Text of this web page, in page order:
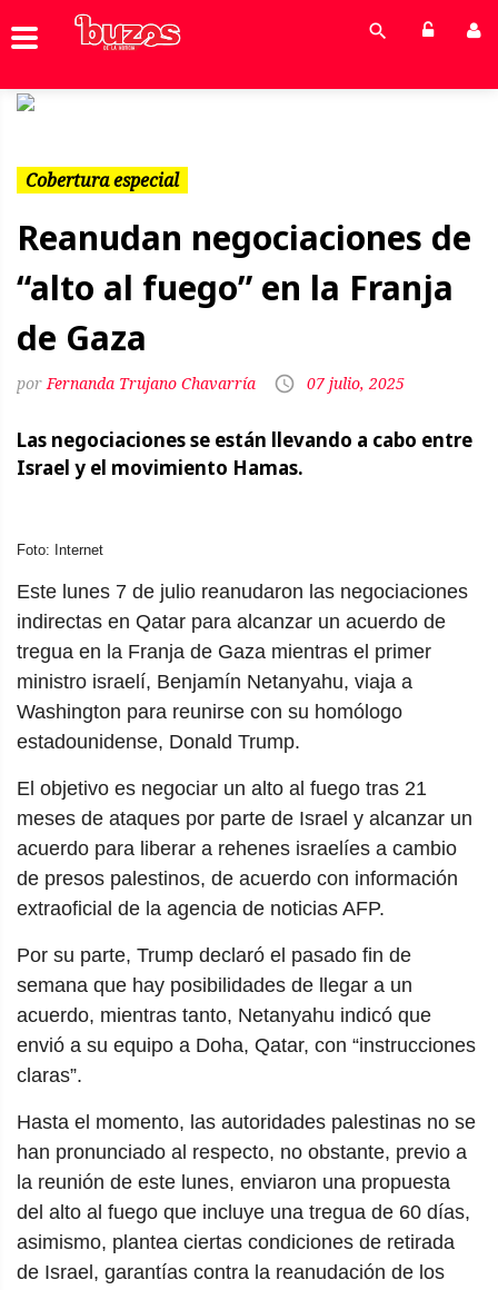
Cobertura especial
Reanudan negociaciones de
“alto al fuego” en la Franja
de Gaza
Fernanda Trujano Chavarría 07 julio, 2025
Las negociaciones se están llevando a cabo entre
Israel y el movimiento Hamas.
Foto: Internet
Este lunes 7 de julio reanudaron las negociaciones
indirectas en Qatar para alcanzar un acuerdo de
tregua en la Franja de Gaza mientras el primer
ministro israelí, Benjamín Netanyahu, viaja a
Washington para reunirse con su homólogo
estadounidense, Donald Trump.
El objetivo es negociar un alto al fuego tras 21
meses de ataques por parte de Israel y alcanzar un
acuerdo para liberar a rehenes israelíes a cambio
de presos palestinos, de acuerdo con información
extraoficial de la agencia de noticias AFP.
Por su parte, Trump declaró el pasado fin de
semana que hay posibilidades de llegar a un
acuerdo, mientras tanto, Netanyahu indicó que
envió a su equipo a Doha, Qatar, con “instrucciones
claras”.
Hasta el momento, las autoridades palestinas no se
han pronunciado al respecto, no obstante, previo a
la reunión de este lunes, enviaron una propuesta
del alto al fuego que incluye una tregua de 60 días,
asimismo, plantea ciertas condiciones de retirada
de Israel, garantías contra la reanudación de los